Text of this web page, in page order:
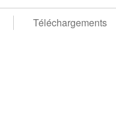
Téléchargements